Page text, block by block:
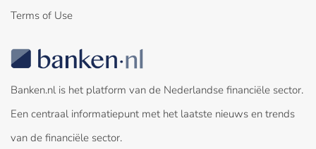
Terms of Use
Banken.nl is het platform van de Nederlandse financiële sector.
Een centraal informatiepunt met het laatste nieuws en trends
van de financiële sector.